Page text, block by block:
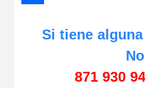
Si tiene
871 930